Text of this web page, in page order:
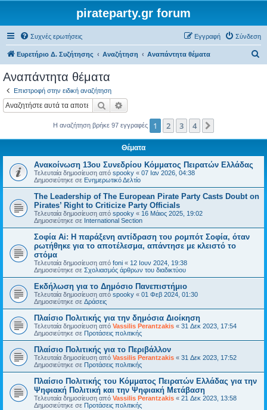
pirateparty.gr forum
Συχνές ερωτήσεις Σύνδεση
Εγγραφή
Ευρετήριο Δ. Συζήτησης Αναζήτηση Αναπάντητα θέματα
η
Αναπάντητα θέματα
Επιστροφή στην ειδική αναζήτηση
Αναζήτηση
Η αναζήτηση βρήκε 97 εγγραφές 1 2 3 4
Θέματα
Ανακοίνωση 13ου Συνεδρίου Κόμματος Πειρατών Ελλάδας
Τελευταία δημοσίευση από spooky « 07 Ιαν 2026, 04:38
Δημοσιεύτηκε σε Ενημερωτικό Δελτίο
The Leadership of The European Pirate Party Casts Doubt on
Pirates’ Right to Criticize Party Officials
Τελευταία δημοσίευση από spooky « 16 Μάιος 2025, 19:02
Δημοσιεύτηκε σε International Section
Σοφία Ai: Η παράξενη αντίδραση του ρομπότ Σοφία, όταν
ρωτήθηκε για το αποτέλεσμα, απάντησε με κλειστό το
στόμα
Τελευταία δημοσίευση από foni « 12 Ιουν 2024, 19:38
Δημοσιεύτηκε σε Σχολιασμός άρθρων του διαδικτύου
Εκδήλωση για το Δημόσιο Πανεπιστήμιο
Τελευταία δημοσίευση από spooky « 01 Φεβ 2024, 01:30
Δημοσιεύτηκε σε Δράσεις
Πλαίσιο Πολιτικής για την δημόσια Διοίκηση
Τελευταία δημοσίευση από Vassilis Perantzakis « 31 Δεκ 2023, 17:54
Δημοσιεύτηκε σε Προτάσεις πολιτικής
Πλαίσιο Πολιτικής για το Περιβάλλον
Τελευταία δημοσίευση από Vassilis Perantzakis « 31 Δεκ 2023, 17:52
Δημοσιεύτηκε σε Προτάσεις πολιτικής
Πλαίσιο Πολιτικής του Κόμματος Πειρατών Ελλάδας για την
Ψηφιακή Πολιτική και την Ψηφιακή Μετάβαση
Τελευταία δημοσίευση από Vassilis Perantzakis « 21 Δεκ 2023, 13:58
Δημοσιεύτηκε σε Προτάσεις πολιτικής